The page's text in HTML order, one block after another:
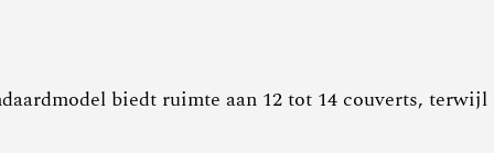
biedt ruimte aan 12 tot 14 couverts,